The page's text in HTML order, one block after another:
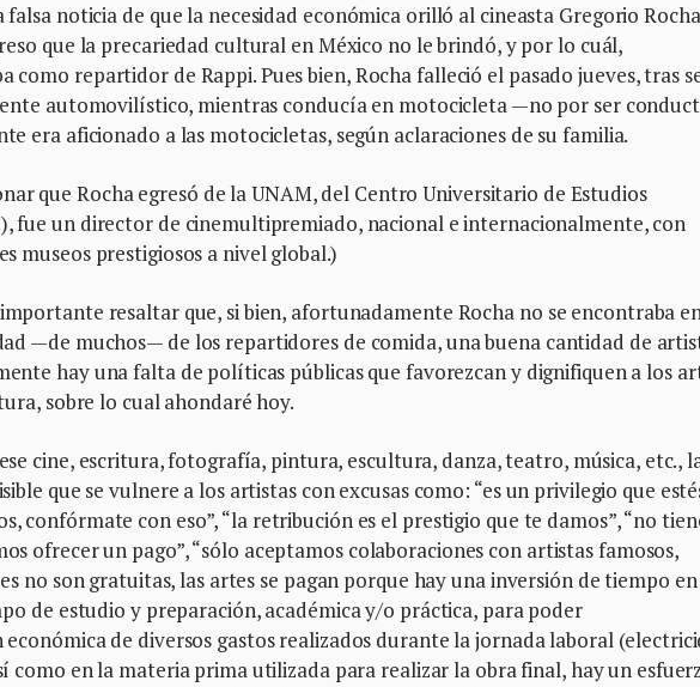
noticia de que la necesidad económica orilló al cineasta Gregorio Rocha
que la precariedad cultural en México no le brindó, y por lo cuál,
como repartidor de Rappi. Pues bien, Rocha falleció el pasado jueves, tras
automovilístico, mientras conducía en motocicleta —no por ser
era aficionado a las motocicletas, según aclaraciones de su familia.
que Rocha egresó de la UNAM, del Centro Universitario de Estudios
fue un director de cinemultipremiado, nacional e internacionalmente, con
museos prestigiosos a nivel global.)
resaltar que, si bien, afortunadamente Rocha no se encontraba
—de muchos— de los repartidores de comida, una buena cantidad de
hay una falta de políticas públicas que favorezcan y dignifiquen a los
sobre lo cual ahondaré hoy.
cine, escritura, fotografía, pintura, escultura, danza, teatro, música, etc.,
que se vulnere a los artistas con excusas como: “es un privilegio que
confórmate con eso”, “la retribución es el prestigio que te damos”, “no
ofrecer un pago”, “sólo aceptamos colaboraciones con artistas famosos,
no son gratuitas, las artes se pagan porque hay una inversión de tiempo en
de estudio y preparación, académica y/o práctica, para poder
de diversos gastos realizados durante la jornada laboral
como en la materia prima utilizada para realizar la obra final, hay un